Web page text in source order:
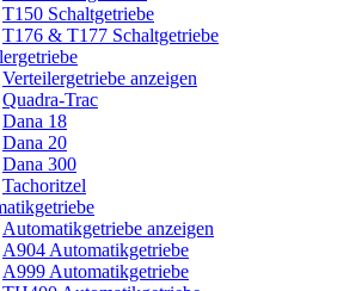
T150 Schaltgetriebe
T176 & T177 Schaltgetriebe
Verteilergetriebe anzeigen
Quadra-Trac
Dana 18
Dana 20
Dana 300
Tachoritzel
Automatikgetriebe anzeigen
A904 Automatikgetriebe
A999 Automatikgetriebe